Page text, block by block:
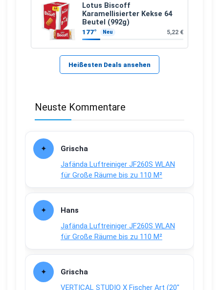
Lotus Biscoff
Karamellisierter Kekse 64
Beutel (992g)
177° Neu 5,22 €
Heißesten Deals ansehen
Neuste Kommentare
Grischa
Jafända Luftreiniger JF260S WLAN
für Große Räume bis zu 110 M²
Hans
Jafända Luftreiniger JF260S WLAN
für Große Räume bis zu 110 M²
Grischa
VERTICAL STUDIO X Fischer Art (20″